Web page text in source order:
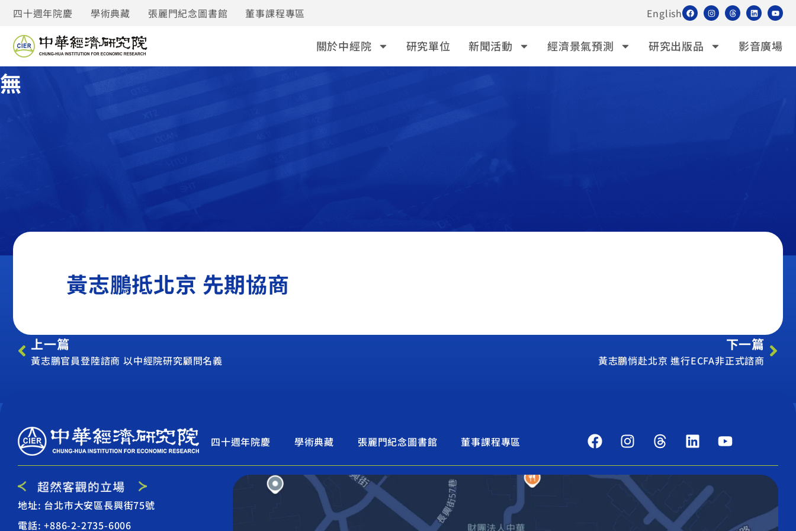
四十週年院慶 學術典藏 張麗門紀念圖書館 董事課程專區 English
關於中經院 研究單位 新聞活動 經濟景氣預測 研究出版品 影音廣場
無
黃志鵬抵北京 先期協商
上一篇
黃志鵬官員登陸諮商 以中經院研究顧問名義
下一篇
黃志鵬悄赴北京 進行ECFA非正式諮商
四十週年院慶 學術典藏 張麗門紀念圖書館 董事課程專區
地址: 台北市大安區長興街75號
電話: +886-2-2735-6006